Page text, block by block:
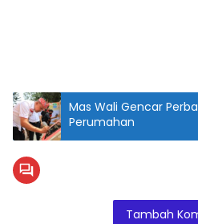
Mas Wali Gencar
Perumahan
Tambah